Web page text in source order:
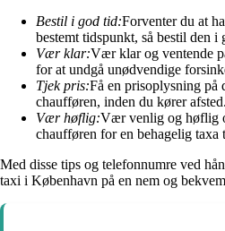
Bestil i god tid:Forventer du at
bestemt tidspunkt, så bestil den
Vær klar:Vær klar og ventende
for at undgå unødvendige
Tjek pris:Få en prisoplysning på
chaufføren, inden du kører afsted.
Vær høflig:Vær venlig og høflig
chaufføren for en behagelig taxa
Med disse tips og telefonnumre ved
taxi i København på en nem og